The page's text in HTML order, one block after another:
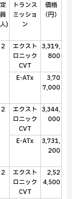
定
員
)
トランス
ミッショ
ン
価格
（円）
2
エクスト
ロニック
CVT
3,319,
800
E-ATx
3,70
7,000
2
エクスト
ロニック
CVT
3,344,
000
E-ATx
3,731,
200
2
エクスト
ロニック
CVT
2,52
4,500